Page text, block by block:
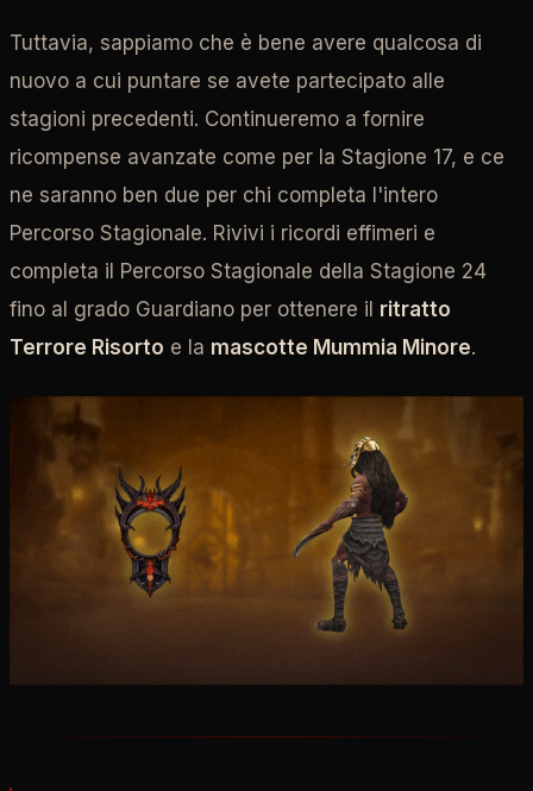
Tuttavia, sappiamo che è bene avere qualcosa di
nuovo a cui puntare se avete partecipato alle
stagioni precedenti. Continueremo a fornire
ricompense avanzate come per la Stagione 17, e ce
ne saranno ben due per chi completa l'intero
Percorso Stagionale. Rivivi i ricordi effimeri e
completa il Percorso Stagionale della Stagione 24
fino al grado Guardiano per ottenere il ritratto
Terrore Risorto e la mascotte Mummia Minore.